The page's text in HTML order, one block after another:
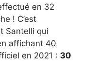
en 32
! C’est
Santelli qui
affichant 40
en 2021 : 30